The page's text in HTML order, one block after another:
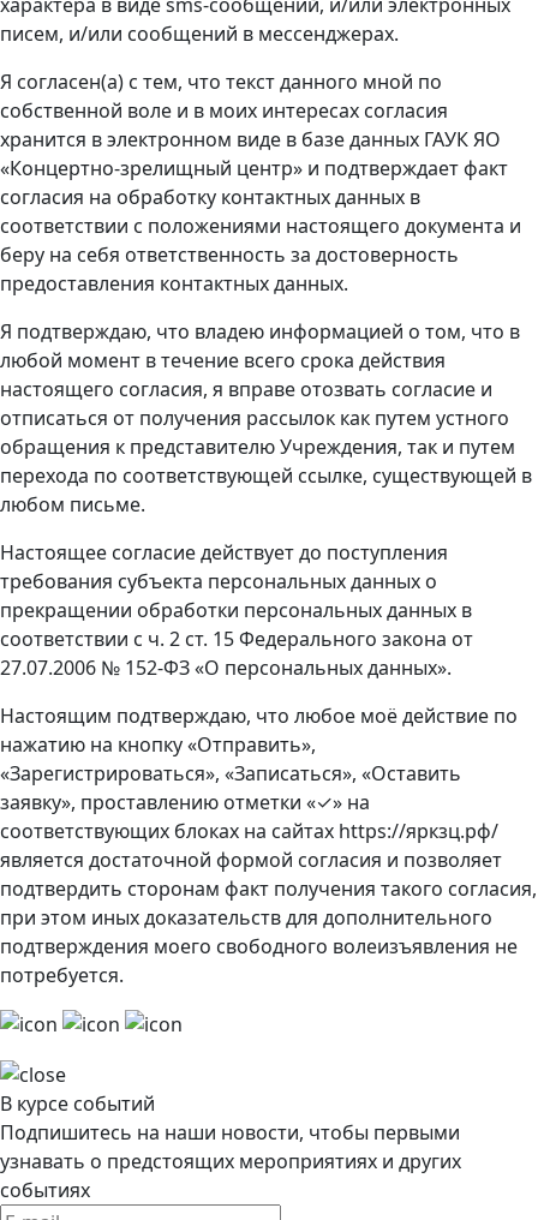
писем, и/или сообщений в мессенджерах.
Я согласен(а) с тем, что текст данного мной по
собственной воле и в моих интересах согласия
хранится в электронном виде в базе данных ГАУК ЯО
«Концертно-зрелищный центр» и подтверждает факт
согласия на обработку контактных данных в
соответствии с положениями настоящего документа и
беру на себя ответственность за достоверность
предоставления контактных данных.
Я подтверждаю, что владею информацией о том, что в
любой момент в течение всего срока действия
настоящего согласия, я вправе отозвать согласие и
отписаться от получения рассылок как путем устного
обращения к представителю Учреждения, так и путем
перехода по соответствующей ссылке, существующей в
любом письме.
Настоящее согласие действует до поступления
требования субъекта персональных данных о
прекращении обработки персональных данных в
соответствии с ч. 2 ст. 15 Федерального закона от
27.07.2006 № 152-ФЗ «О персональных данных».
Настоящим подтверждаю, что любое моё действие по
нажатию на кнопку «Отправить»,
«Зарегистрироваться», «Записаться», «Оставить
заявку», проставлению отметки «✓» на
соответствующих блоках на сайтах https://яркзц.рф/
является достаточной формой согласия и позволяет
подтвердить сторонам факт получения такого согласия,
при этом иных доказательств для дополнительного
подтверждения моего свободного волеизъявления не
потребуется.
В курсе событий
Подпишитесь на наши новости, чтобы первыми
узнавать о предстоящих мероприятиях и других
событиях